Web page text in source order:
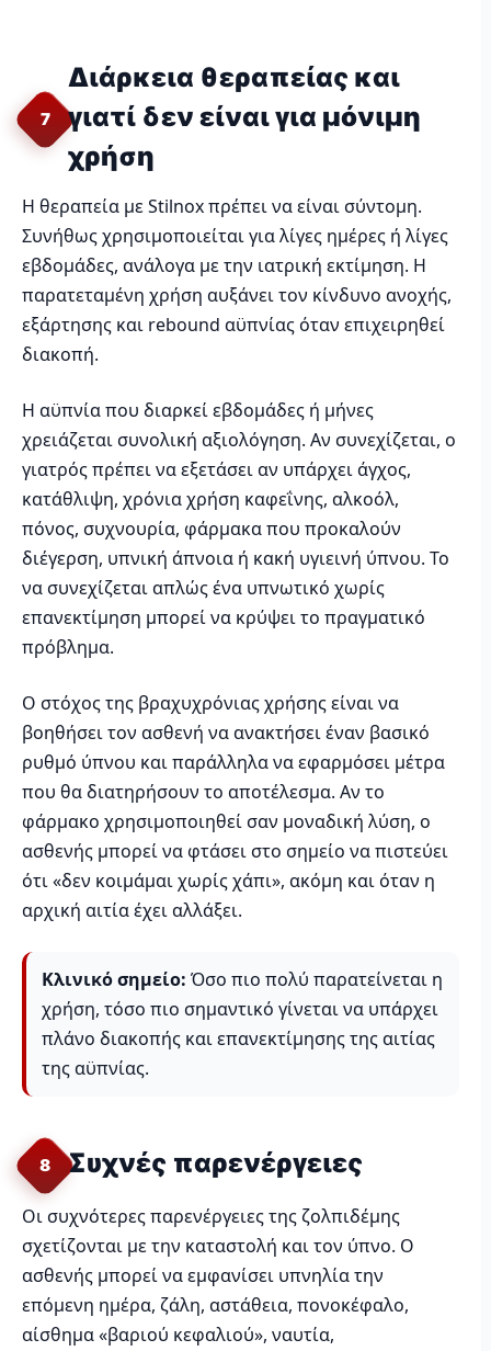
7
Διάρκεια θεραπείας και
γιατί δεν είναι για μόνιμη
χρήση
Η θεραπεία με Stilnox πρέπει να είναι σύντομη.
Συνήθως χρησιμοποιείται για λίγες ημέρες ή λίγες
εβδομάδες, ανάλογα με την ιατρική εκτίμηση. Η
παρατεταμένη χρήση αυξάνει τον κίνδυνο ανοχής,
εξάρτησης και rebound αϋπνίας όταν επιχειρηθεί
διακοπή.
Η αϋπνία που διαρκεί εβδομάδες ή μήνες
χρειάζεται συνολική αξιολόγηση. Αν συνεχίζεται, ο
γιατρός πρέπει να εξετάσει αν υπάρχει άγχος,
κατάθλιψη, χρόνια χρήση καφεΐνης, αλκοόλ,
πόνος, συχνουρία, φάρμακα που προκαλούν
διέγερση, υπνική άπνοια ή κακή υγιεινή ύπνου. Το
να συνεχίζεται απλώς ένα υπνωτικό χωρίς
επανεκτίμηση μπορεί να κρύψει το πραγματικό
πρόβλημα.
Ο στόχος της βραχυχρόνιας χρήσης είναι να
βοηθήσει τον ασθενή να ανακτήσει έναν βασικό
ρυθμό ύπνου και παράλληλα να εφαρμόσει μέτρα
που θα διατηρήσουν το αποτέλεσμα. Αν το
φάρμακο χρησιμοποιηθεί σαν μοναδική λύση, ο
ασθενής μπορεί να φτάσει στο σημείο να πιστεύει
ότι «δεν κοιμάμαι χωρίς χάπι», ακόμη και όταν η
αρχική αιτία έχει αλλάξει.
Κλινικό σημείο: Όσο πιο πολύ παρατείνεται η
χρήση, τόσο πιο σημαντικό γίνεται να υπάρχει
πλάνο διακοπής και επανεκτίμησης της αιτίας
της αϋπνίας.
8 Συχνές παρενέργειες
Οι συχνότερες παρενέργειες της ζολπιδέμης
σχετίζονται με την καταστολή και τον ύπνο. Ο
ασθενής μπορεί να εμφανίσει υπνηλία την
επόμενη ημέρα, ζάλη, αστάθεια, πονοκέφαλο,
αίσθημα «βαριού κεφαλιού», ναυτία,